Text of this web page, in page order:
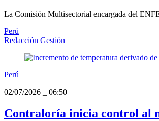
La Comisión Multisectorial encargada del
Perú
Redacción Gestión
Perú
02/07/2026
06:50
Contraloría inicia control al